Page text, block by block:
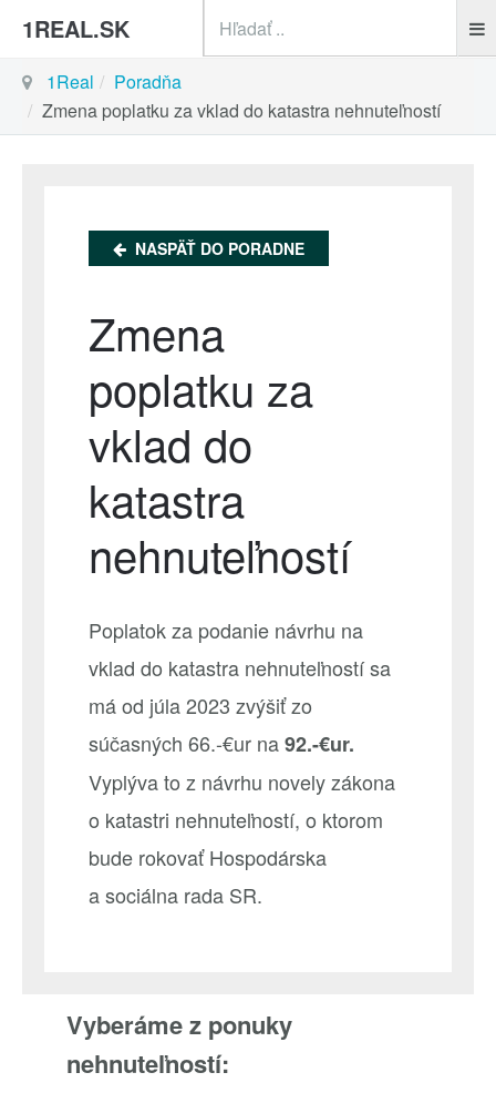
1REAL.SK
1Real
Poradňa
Zmena poplatku za vklad do katastra nehnuteľností
NASPÄŤ DO PORADNE
Zmena
poplatku za
vklad do
katastra
nehnuteľností
Poplatok za podanie návrhu na
vklad do katastra nehnuteľností sa
má od júla 2023 zvýšiť zo
súčasných 66.-€ur na92.-€ur.
Vyplýva to z návrhu novely zákona
o katastri nehnuteľností, o ktorom
bude rokovať Hospodárska
a sociálna rada SR.
Vyberáme z ponuky
nehnuteľností: